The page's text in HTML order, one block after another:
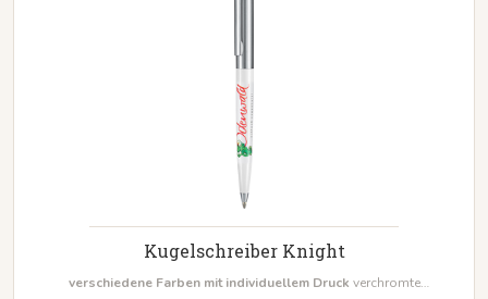
Kugelschreiber Knight
verschiedene Farben mit individuellem Druck verchromte